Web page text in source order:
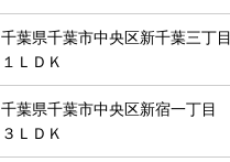
千葉県千葉市中央区新千葉三丁目
１ＬＤＫ
千葉県千葉市中央区新宿一丁目
３ＬＤＫ